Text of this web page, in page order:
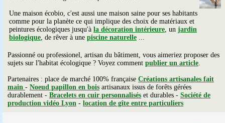
Une maison écobio, c'est aussi une maison saine pour ses habitants
comme pour la planète ce qui implique des choix de matériaux et
peintures écologiques jusqu'à la décoration intérieure , un jardin
biologique , de rêver à une piscine naturelle
Passionné ou professionel, artisan du bâtiment, vous aimeriez proposer des
sujets sur l'habitat écologique ? Voyez comment publier un article
Partenaires : place de marché 100% française Créations artisanales fait
main - Noeud papillon en bois artisanaux issus de forêts gérées
durablement - Bracelets en cuir personnalisés et durables - Société de
production vidéo Lyon - location de gîte entre particuliers